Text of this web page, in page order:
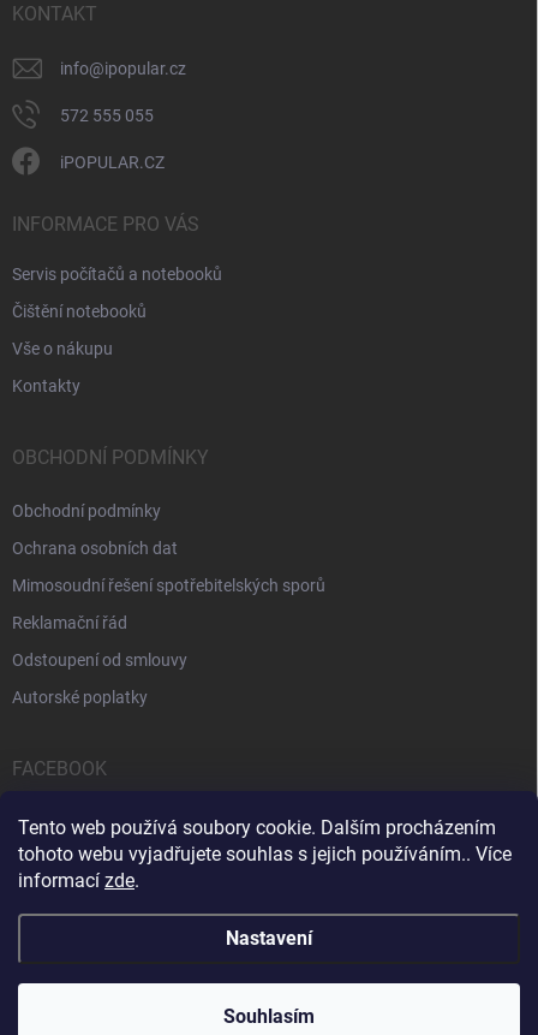
Tento web používá soubory cookie. Dalším procházením
tohoto webu vyjadřujete souhlas s jejich používáním.. Více
informací zde.
Nastavení
Souhlasím
KONTAKT
info@ipopular.cz
572 555 055
iPOPULAR.CZ
INFORMACE PRO VÁS
Servis počítačů a notebooků
Čištění notebooků
Vše o nákupu
Kontakty
OBCHODNÍ PODMÍNKY
Obchodní podmínky
Ochrana osobních dat
Mimosoudní řešení spotřebitelských sporů
Reklamační řád
Odstoupení od smlouvy
Autorské poplatky
FACEBOOK
Servis počítačů a notebooků Čištění notebooků Kontakty
iPOPULAR.CZ . Všechna práva vyhrazena.